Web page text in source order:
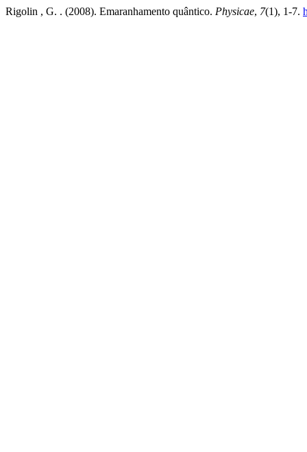
Rigolin , G. . (2008). Emaranhamento quântico. Physicae, 7(1), 1-7.